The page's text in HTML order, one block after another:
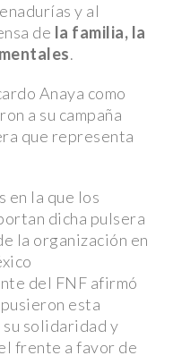
y al
de la familia, la
.
Anaya como
a su campaña
que representa
en la que los
dicha pulsera
la organización en
del FNF afirmó
esta
solidaridad y
frente a favor de